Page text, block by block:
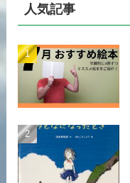
人気記事